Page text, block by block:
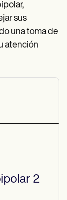
sus
una toma de
atención
2